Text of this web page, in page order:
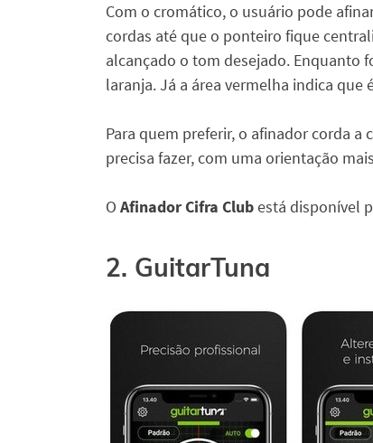
Com o cromático, o usuário pode
cordas até que o ponteiro fique
alcançado o tom desejado. Enquanto
laranja. Já a área vermelha indica que
Para quem preferir, o afinador corda
precisa fazer, com uma orientação
O Afinador Cifra Clubestá disponível
2. GuitarTuna